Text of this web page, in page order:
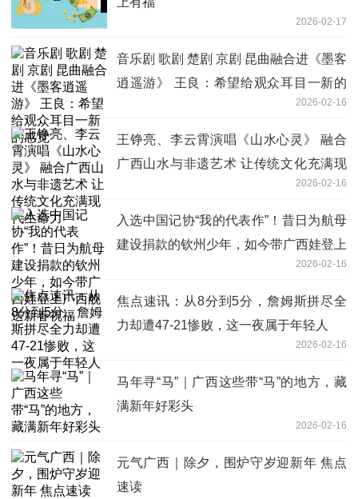
2026-02-17
音乐剧 歌剧 楚剧 京剧 昆曲融合进《墨客
逍遥游》 王良：希望给观众耳目一新的
2026-02-16
王铮亮、李云霄演唱《山水心灵》 融合
广西山水与非遗艺术 让传统文化充满现
2026-02-16
入选中国记协“我的代表作”！昔日为航母
建设捐款的钦州少年，如今带广西娃登上
2026-02-16
焦点速讯：从8分到5分，詹姆斯拼尽全
力却遭47-21惨败，这一夜属于年轻人
2026-02-16
马年寻“马”｜广西这些带“马”的地方，藏
满新年好彩头
2026-02-16
元气广西｜除夕，围炉守岁迎新年 焦点
速读